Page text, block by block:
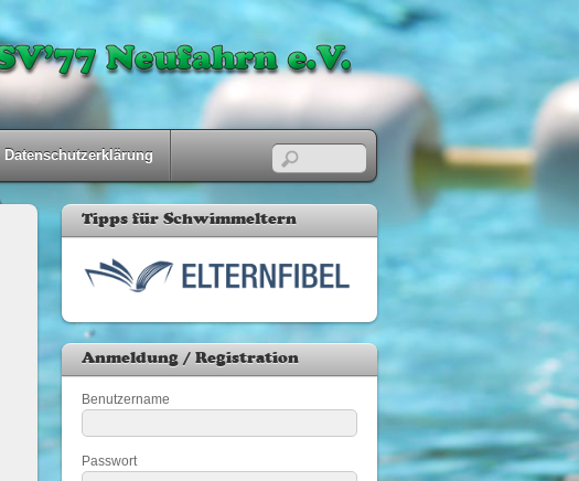
Datenschutzerklärung
Tipps für Schwimmeltern
Anmeldung / Registration
Benutzername
Passwort